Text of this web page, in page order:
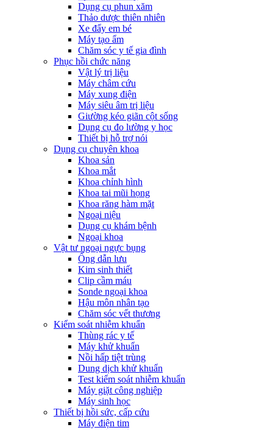
Dụng cụ phun xăm
Thảo dược thiên nhiên
Xe đẩy em bé
Máy tạo ẩm
Chăm sóc y tế gia đình
Phục hồi chức năng
Vật lý trị liệu
Máy châm cứu
Máy xung điện
Máy siêu âm trị liệu
Giường kéo giãn cột sống
Dụng cụ đo lường y học
Thiết bị hỗ trợ nói
Dụng cụ chuyên khoa
Khoa sản
Khoa mắt
Khoa chỉnh hình
Khoa tai mũi họng
Khoa răng hàm mặt
Ngoại niệu
Dụng cụ khám bệnh
Ngoại khoa
Vật tư ngoại ngực bụng
Ống dẫn lưu
Kim sinh thiết
Clip cầm máu
Sonde ngoại khoa
Hậu môn nhân tạo
Chăm sóc vết thương
Kiểm soát nhiễm khuẩn
Thùng rác y tế
Máy khử khuẩn
Nồi hấp tiệt trùng
Dung dịch khử khuẩn
Test kiểm soát nhiễm khuẩn
Máy giặt công nghiệp
Máy sinh học
Thiết bị hồi sức, cấp cứu
Máy điện tim